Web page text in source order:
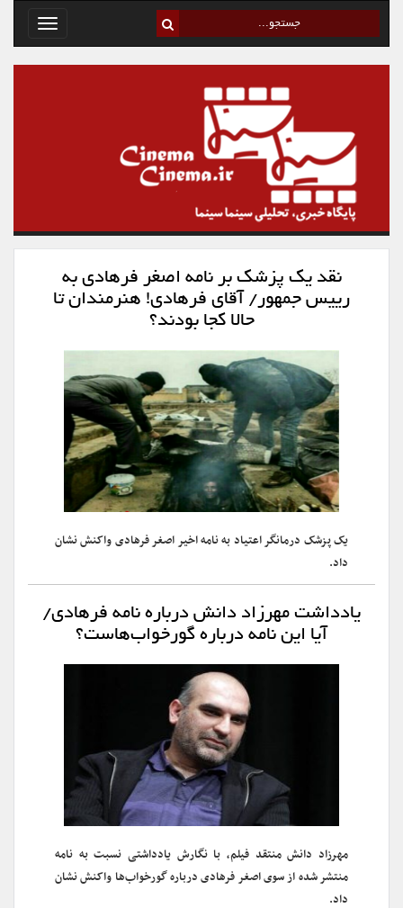
Toggle
نقد یک پزشک بر نامه اصغر فرهادی به
رییس جمهور/ آقای فرهادی! هنرمندان تا
حالا کجا بودند؟
یک پزشک درمانگر اعتیاد به نامه اخیر اصغر فرهادی واکنش نشان
داد.
یادداشت مهرزاد دانش درباره نامه فرهادی/
آیا این نامه درباره گورخواب‌هاست؟
مهرزاد دانش منتقد فیلم، با نگارش یادداشتی نسبت به نامه
منتشر شده از سوی اصغر فرهادی درباره گور‌خواب‌ها واکنش نشان
داد.